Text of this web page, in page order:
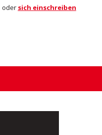
oder sich einschreiben